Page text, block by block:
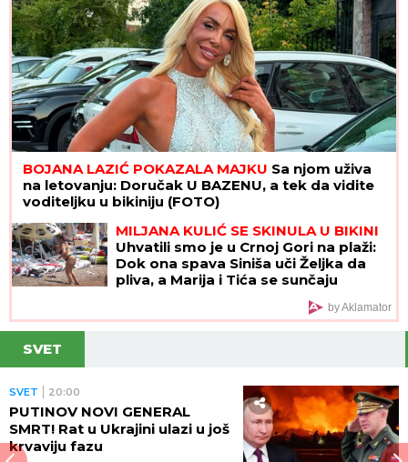
BOJANA LAZIĆ POKAZALA MAJKU Sa njom uživa
na letovanju: Doručak U BAZENU, a tek da vidite
voditeljku u bikiniju (FOTO)
MILJANA KULIĆ SE SKINULA U BIKINI
Uhvatili smo je u Crnoj Gori na plaži:
Dok ona spava Siniša uči Željka da
pliva, a Marija i Tića se sunčaju
by Aklamator
SVET
SVET 20:00
PUTINOV NOVI GENERAL
SMRT! Rat u Ukrajini ulazi u još
krvaviju fazu